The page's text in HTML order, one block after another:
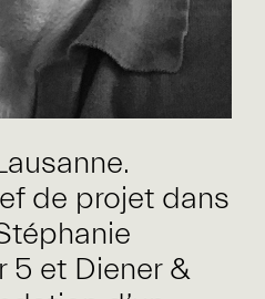
de projet dans
5 et Diener &